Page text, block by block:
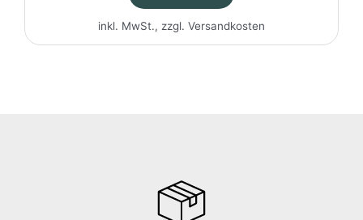
inkl. MwSt., zzgl. Versandkosten